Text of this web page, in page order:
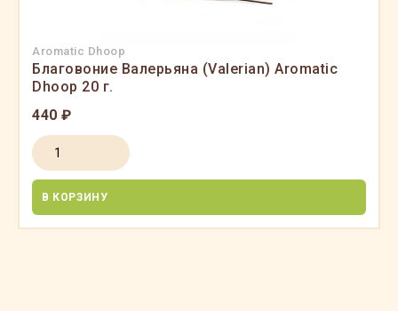
Aromatic Dhoop
Благовоние Валерьяна (Valerian) Aromatic
Dhoop 20 г.
440 ₽
В КОРЗИНУ